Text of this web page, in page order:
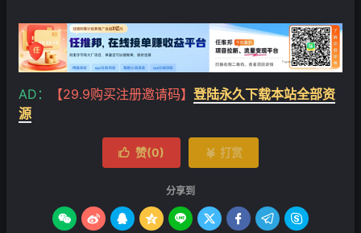
AD： 【29.9购买注册邀请码】 登陆永久下载本站全部资
源
 赞(0)  打赏
分享到
        